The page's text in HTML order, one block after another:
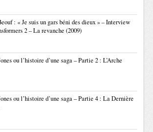
: « Je suis un gars béni des dieux » – Interview
2 – La revanche (2009)
ou l’histoire d’une saga – Partie 2 : L’Arche
ou l’histoire d’une saga – Partie 4 : La Dernière